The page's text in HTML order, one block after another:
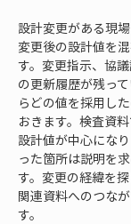
設計変更がある現
変更後の設計値を
す。変更指示、協
の更新履歴が残っ
らどの値を採用し
おきます。検査資
設計値が中心にな
った箇所は説明を
す。変更の経緯を
関連資料へのつな
す。